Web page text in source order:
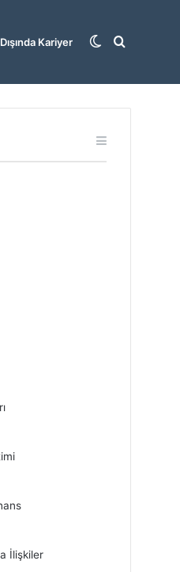
Kariyer Arama
Dış
İlişkiler